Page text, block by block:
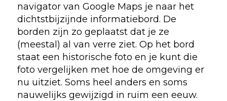
navigator van Google Maps je naar het
dichtstbijzijnde informatiebord. De
borden zijn zo geplaatst dat je ze
(meestal) al van verre ziet. Op het bord
staat een historische foto en je kunt die
foto vergelijken met hoe de omgeving er
nu uitziet. Soms heel anders en soms
nauwelijks gewijzigd in ruim een eeuw.